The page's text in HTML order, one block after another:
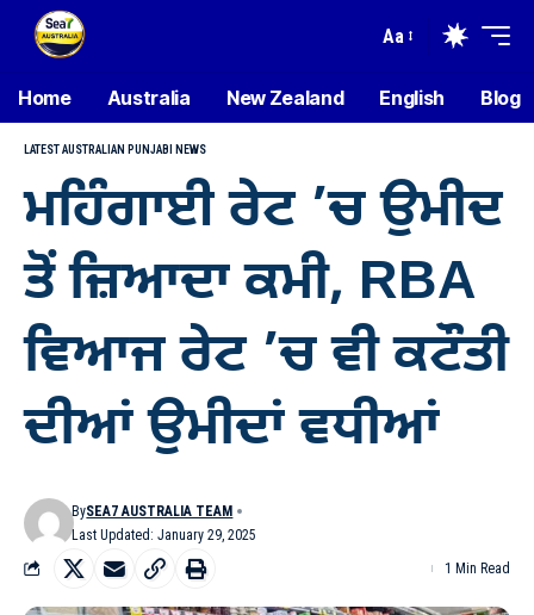
Aa
Home Australia New Zealand English Blog
LATEST AUSTRALIAN PUNJABI NEWS
ਮਹਿੰਗਾਈ ਰੇਟ ’ਚ ਉਮੀਦ
ਤੋਂ ਜ਼ਿਆਦਾ ਕਮੀ, RBA
ਵਿਆਜ ਰੇਟ ’ਚ ਵੀ ਕਟੌਤੀ
ਦੀਆਂ ਉਮੀਦਾਂ ਵਧੀਆਂ
Last Updated: January 29, 2025
BySEA7 AUSTRALIA TEAM
1 Min Read